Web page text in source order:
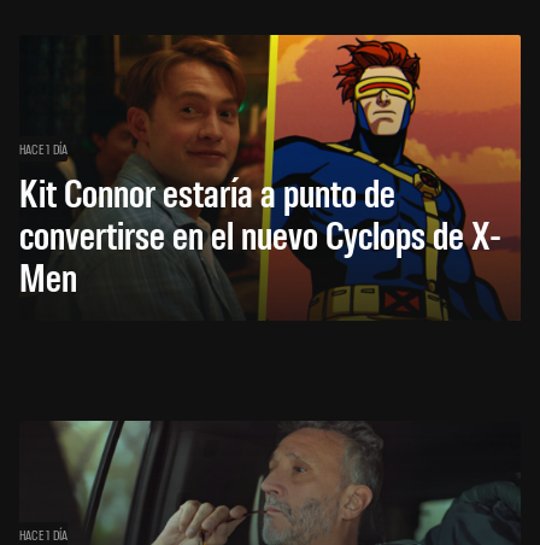
HACE 1 DÍA
Kit Connor estaría a punto de
convertirse en el nuevo Cyclops de X-
Men
HACE 1 DÍA